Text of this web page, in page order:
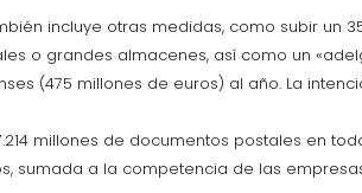
incluye otras medidas, como subir un
o grandes almacenes, así como un
(475 millones de euros) al año. La
millones de documentos postales en
sumada a la competencia de las